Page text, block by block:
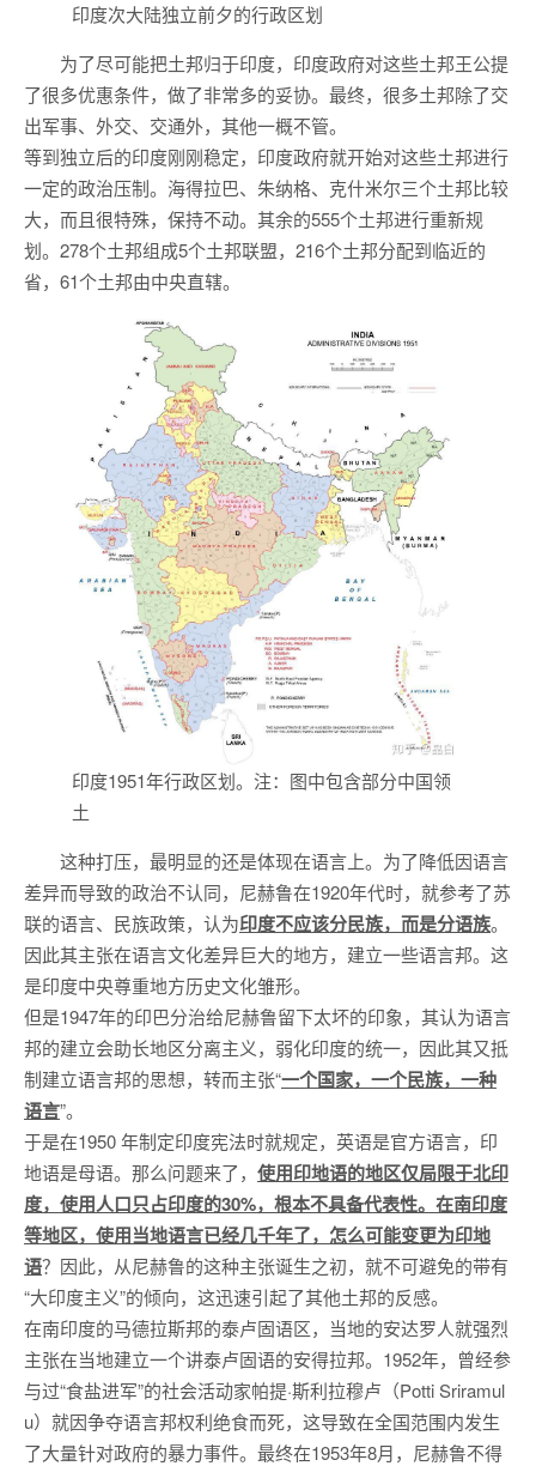
印度次大陆独立前夕的行政区划
为了尽可能把土邦归于印度，印度政府对这些土邦王公提
了很多优惠条件，做了非常多的妥协。最终，很多土邦除了交
出军事、外交、交通外，其他一概不管。
等到独立后的印度刚刚稳定，印度政府就开始对这些土邦进行
一定的政治压制。海得拉巴、朱纳格、克什米尔三个土邦比较
大，而且很特殊，保持不动。其余的555个土邦进行重新规
划。278个土邦组成5个土邦联盟，216个土邦分配到临近的
省，61个土邦由中央直辖。
印度1951年行政区划。注：图中包含部分中国领
土
这种打压，最明显的还是体现在语言上。为了降低因语言
差异而导致的政治不认同，尼赫鲁在1920年代时，就参考了苏
联的语言、民族政策，认为印度不应该分民族，而是分语族。
因此其主张在语言文化差异巨大的地方，建立一些语言邦。这
是印度中央尊重地方历史文化雏形。
但是1947年的印巴分治给尼赫鲁留下太坏的印象，其认为语言
邦的建立会助长地区分离主义，弱化印度的统一，因此其又抵
制建立语言邦的思想，转而主张“一个国家，一个民族，一种
语言”。
于是在1950 年制定印度宪法时就规定，英语是官方语言，印
地语是母语。那么问题来了， 使用印地语的地区仅局限于北印
度，使用人口只占印度的30%，根本不具备代表性。在南印度
等地区，使用当地语言已经几千年了，怎么可能变更为印地
语？因此，从尼赫鲁的这种主张诞生之初，就不可避免的带有
“大印度主义”的倾向，这迅速引起了其他土邦的反感。
在南印度的马德拉斯邦的泰卢固语区，当地的安达罗人就强烈
主张在当地建立一个讲泰卢固语的安得拉邦。1952年，曾经参
与过“食盐进军”的社会活动家帕提·斯利拉穆卢（Potti Sriramul
u）就因争夺语言邦权利绝食而死，这导致在全国范围内发生
了大量针对政府的暴力事件。最终在1953年8月，尼赫鲁不得